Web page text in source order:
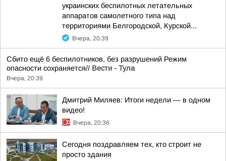
украинских беспилотных летательных
аппаратов самолетного типа над
территориями Белгородской, Курской...
Вчера, 20:39
Сбито ещё 6 беспилотников, без разрушений Режим
опасности сохраняется// Вести - Тула
Вчера, 20:39
Дмитрий Миляев: Итоги недели — в одном
видео!
Вчера, 20:36
Сегодня поздравляем тех, кто строит не
просто здания